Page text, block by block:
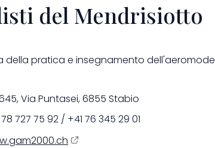
del Mendrisiotto
della pratica e insegnamento
645, Via Puntasei, 6855 Stabio
78 727 75 92 / +41 76 345 29 01